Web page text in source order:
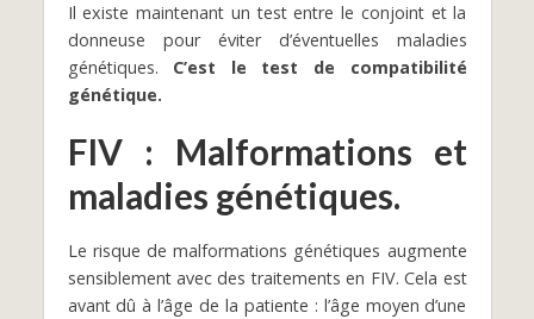
Il existe maintenant un test entre le conjoint et la
donneuse pour éviter d’éventuelles maladies
génétiques. C’est le test de compatibilité
génétique.
FIV : Malformations et
maladies génétiques.
Le risque de malformations génétiques augmente
sensiblement avec des traitements en FIV. Cela est
avant dû à l’âge de la patiente : l’âge moyen d’une